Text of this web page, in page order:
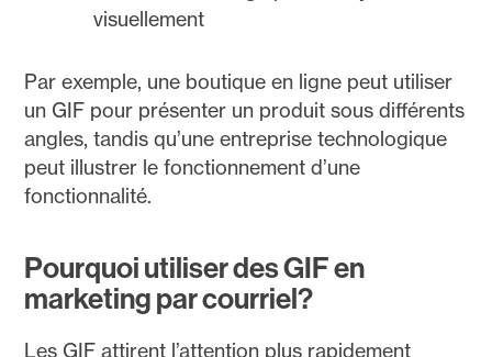
visuellement
Par exemple, une boutique en ligne peut utiliser
un GIF pour présenter un produit sous différents
angles, tandis qu’une entreprise technologique
peut illustrer le fonctionnement d’une
fonctionnalité.
Pourquoi utiliser des GIF en
marketing par courriel?
Les GIF attirent l’attention plus rapidement